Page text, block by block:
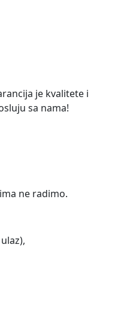
PDV-om.
u izradi opisa
ne možemo
opisa ili